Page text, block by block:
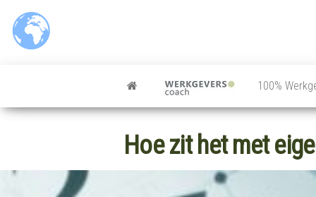
100%
Hoe zit het met